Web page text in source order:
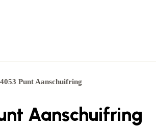
4053 Punt Aanschuifring
Aanschuifring